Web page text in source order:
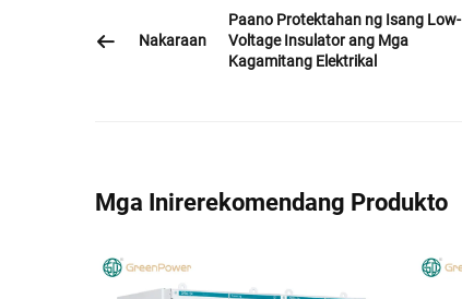
Nakaraan
Paano Protektahan ng Isang Low-
Voltage Insulator ang Mga
Kagamitang Elektrikal
Mga Inirerekomendang Produkto